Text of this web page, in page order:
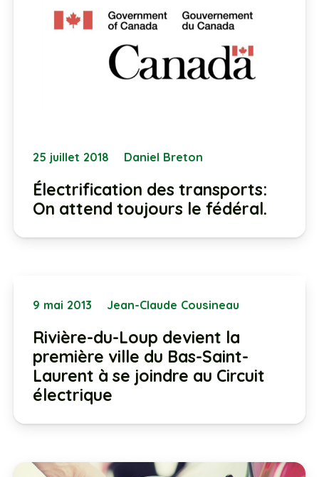
25 juillet 2018 Daniel Breton
Électrification des transports:
On attend toujours le fédéral.
9 mai 2013 Jean-Claude Cousineau
Rivière-du-Loup devient la
première ville du Bas-Saint-
Laurent à se joindre au Circuit
électrique